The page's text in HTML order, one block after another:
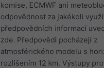
komise, ECMWF ani
odpovědnost za jakékoli
předpovědních informací
zde. Předpovědi pocházejí z
atmosférického modelu s
rozlišením 12 km. Výstupy